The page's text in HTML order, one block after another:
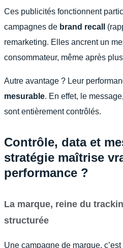
Ces publicités fonctionnent
campagnes de brand recall
remarketing. Elles ancrent un
consommateur, même après
Autre avantage ? Leur
mesurable. En effet, le
sont entièrement contrôlés.
Contrôle, data et
stratégie maîtrise
performance ?
La marque, reine du
structurée
Une campagne de marque,